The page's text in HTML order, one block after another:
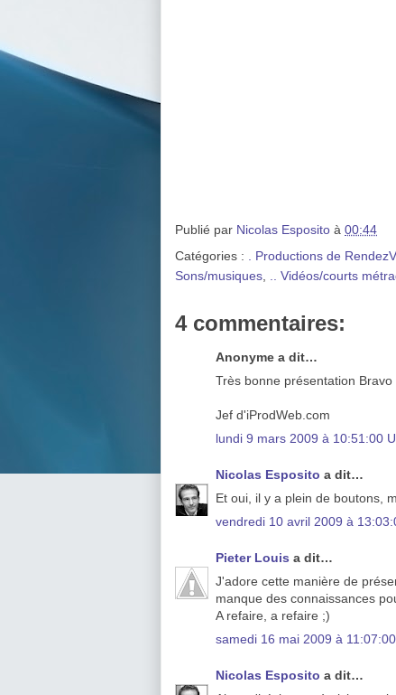
Publié par Nicolas Esposito à 00:44
Catégories :
. Productions de
Sons/musiques
.. Vidéos/courts
4 commentaires:
Anonyme a dit…
Très bonne présentation Bravo
Jef d'iProdWeb.com
lundi 9 mars 2009 à 10:51:00
Nicolas Esposito a dit…
Et oui, il y a plein de boutons,
vendredi 10 avril 2009 à
Pieter Louis a dit…
J'adore cette manière de
manque des connaissances
A refaire, a refaire ;)
samedi 16 mai 2009 à
Nicolas Esposito a dit…